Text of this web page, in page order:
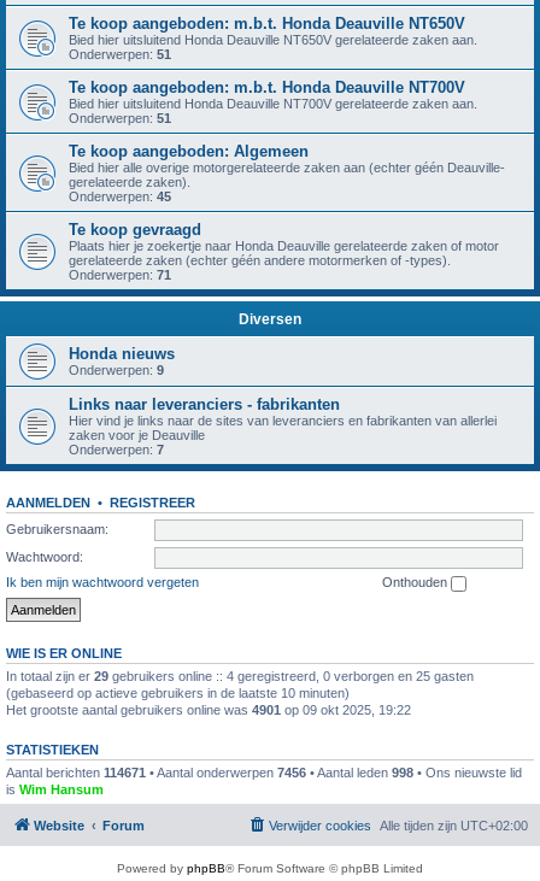
Te koop aangeboden: m.b.t. Honda Deauville NT650V
Bied hier uitsluitend Honda Deauville NT650V gerelateerde zaken aan.
Onderwerpen: 51
Te koop aangeboden: m.b.t. Honda Deauville NT700V
Bied hier uitsluitend Honda Deauville NT700V gerelateerde zaken aan.
Onderwerpen: 51
Te koop aangeboden: Algemeen
Bied hier alle overige motorgerelateerde zaken aan (echter géén Deauville-
gerelateerde zaken).
Onderwerpen: 45
Te koop gevraagd
Plaats hier je zoekertje naar Honda Deauville gerelateerde zaken of motor
gerelateerde zaken (echter géén andere motormerken of -types).
Onderwerpen: 71
Diversen
Honda nieuws
Onderwerpen: 9
Links naar leveranciers - fabrikanten
Hier vind je links naar de sites van leveranciers en fabrikanten van allerlei
zaken voor je Deauville
Onderwerpen: 7
AANMELDEN • REGISTREER
Gebruikersnaam:
Wachtwoord:
Ik ben mijn wachtwoord vergeten
Onthouden
WIE IS ER ONLINE
In totaal zijn er 29 gebruikers online :: 4 geregistreerd, 0 verborgen en 25 gasten
(gebaseerd op actieve gebruikers in de laatste 10 minuten)
Het grootste aantal gebruikers online was 4901 op 09 okt 2025, 19:22
STATISTIEKEN
Aantal berichten 114671 • Aantal onderwerpen 7456 • Aantal leden 998 • Ons nieuwste lid
is Wim Hansum
Website Forum Alle tijden zijn UTC+02:00
Verwijder cookies
Powered by phpBB® Forum Software © phpBB Limited